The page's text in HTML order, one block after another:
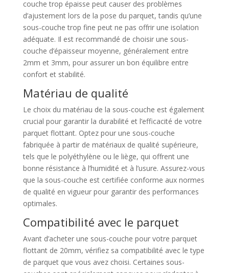
couche trop épaisse peut causer des problèmes
d’ajustement lors de la pose du parquet, tandis qu’une
sous-couche trop fine peut ne pas offrir une isolation
adéquate. Il est recommandé de choisir une sous-
couche d’épaisseur moyenne, généralement entre
2mm et 3mm, pour assurer un bon équilibre entre
confort et stabilité.
Matériau de qualité
Le choix du matériau de la sous-couche est également
crucial pour garantir la durabilité et l’efficacité de votre
parquet flottant. Optez pour une sous-couche
fabriquée à partir de matériaux de qualité supérieure,
tels que le polyéthylène ou le liège, qui offrent une
bonne résistance à l’humidité et à l’usure. Assurez-vous
que la sous-couche est certifiée conforme aux normes
de qualité en vigueur pour garantir des performances
optimales.
Compatibilité avec le parquet
Avant d’acheter une sous-couche pour votre parquet
flottant de 20mm, vérifiez sa compatibilité avec le type
de parquet que vous avez choisi. Certaines sous-